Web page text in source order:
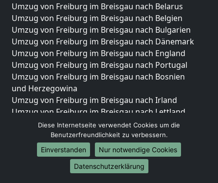
Umzug von Freiburg im Breisgau nach Belarus
Umzug von Freiburg im Breisgau nach Belgien
Umzug von Freiburg im Breisgau nach Bulgarien
Umzug von Freiburg im Breisgau nach Dänemark
Umzug von Freiburg im Breisgau nach England
Umzug von Freiburg im Breisgau nach Portugal
Umzug von Freiburg im Breisgau nach Bosnien
und Herzegowina
Umzug von Freiburg im Breisgau nach Irland
Umzug von Freiburg im Breisgau nach Lettland
Umzug von Freiburg im Breisgau nach Zypern
Umzug von Freiburg im Breisgau nach Kroatien
Umzug von Freiburg im Breisgau nach Estland
Umzug von Freiburg im Breisgau nach Finnland
Umzug von Freiburg im Breisgau nach Frankreich
Diese Internetseite verwendet Cookies um die
Benutzerfreundlichkeit zu verbessern.
Einverstanden
Nur notwendige Cookies
Datenschutzerklärung